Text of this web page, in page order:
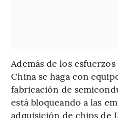
Además de los
China se haga con
fabricación de
está bloqueando a las
adquisición de chips de